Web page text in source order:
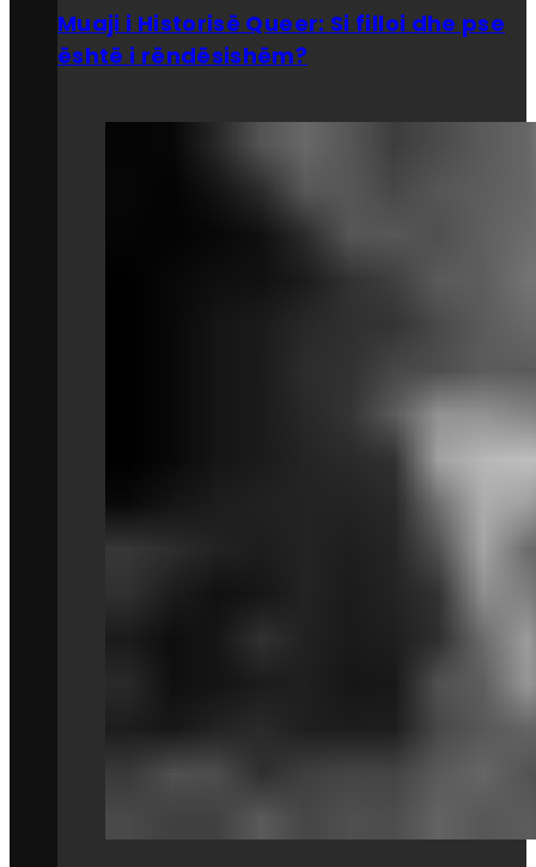
Muaji i Historisë Queer: Si filloi dhe pse
është i rëndësishëm?